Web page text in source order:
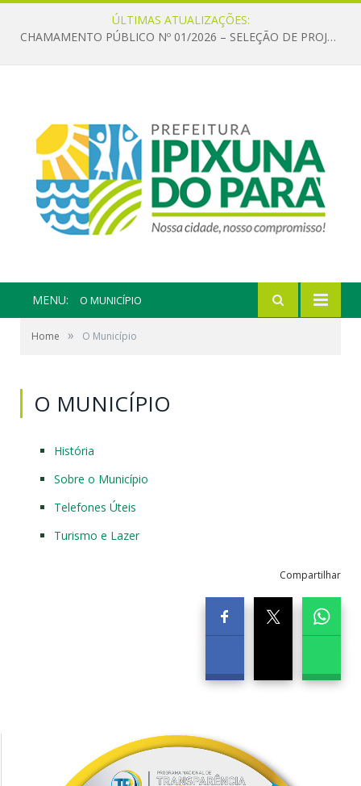
ÚLTIMAS ATUALIZAÇÕES:
CHAMAMENTO PÚBLICO Nº 01/2026 – SELEÇÃO DE PROJETOS PARA FIRMAR TERMO DE EXECUÇÃO CULTURAL COM RECURSOS DA POLÍTICA NACIONAL ALDIR BLANC DE FOMENTO À CULTURA – PNAB (LEI Nº 14.399/2022)
MENU: O MUNICÍPIO
Home » O Município
O MUNICÍPIO
História
Sobre o Município
Telefones Úteis
Turismo e Lazer
Compartilhar